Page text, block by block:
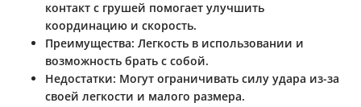
контакт с грушей помогает улучшить
координацию и скорость.
Преимущества: Легкость в использовании и
возможность брать с собой.
Недостатки: Могут ограничивать силу удара из-за
своей легкости и малого размера.